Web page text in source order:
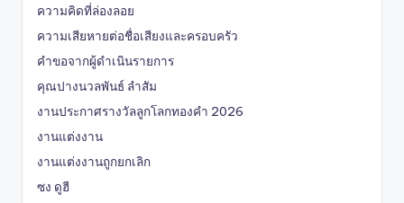
ความคิดที่ล่องลอย
ความเสียหายต่อชื่อเสียงและครอบครัว
คำขอจากผู้ดำเนินรายการ
คุณปางนวลพันธ์ ลำสัม
งานประกาศรางวัลลูกโลกทองคำ 2026
งานแต่งงาน
งานแต่งงานถูกยกเลิก
ซง ดูฮี